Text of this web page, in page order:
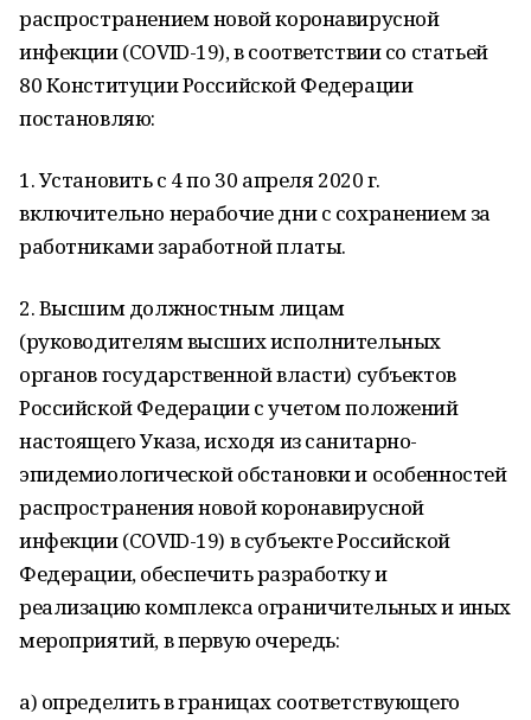
распространением новой коронавирусной
инфекции (COVID-19), в соответствии со статьей
80 Конституции Российской Федерации
постановляю:
1. Установить с 4 по 30 апреля 2020 г.
включительно нерабочие дни с сохранением за
работниками заработной платы.
2. Высшим должностным лицам
(руководителям высших исполнительных
органов государственной власти) субъектов
Российской Федерации с учетом положений
настоящего Указа, исходя из санитарно-
эпидемиологической обстановки и особенностей
распространения новой коронавирусной
инфекции (COVID-19) в субъекте Российской
Федерации, обеспечить разработку и
реализацию комплекса ограничительных и иных
мероприятий, в первую очередь:
а) определить в границах соответствующего